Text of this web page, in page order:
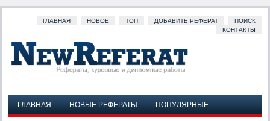
ГЛАВНАЯ НОВОЕ ТОП ДОБАВИТЬ РЕФЕРАТ
ПОИСК
КОНТАКТЫ
ГЛАВНАЯ НОВЫЕ РЕФЕРАТЫ
ПОПУЛЯРНЫЕ